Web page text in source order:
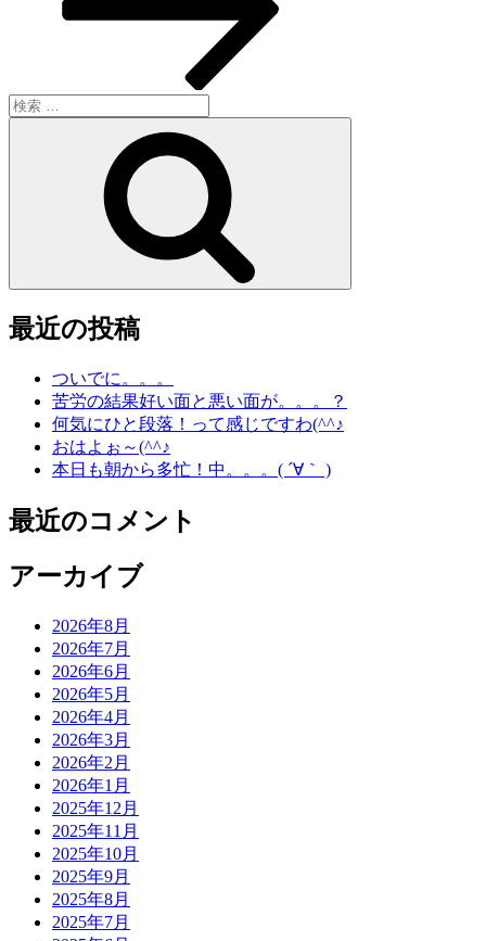
検
索:
最近の投稿
ついでに。。。
苦労の結果好い面と悪い面が。。。？
何気にひと段落！って感じですわ(^^♪
おはよぉ～(^^♪
本日も朝から多忙！中。。。( ´∀｀ )
最近のコメント
アーカイブ
2026年8月
2026年7月
2026年6月
2026年5月
2026年4月
2026年3月
2026年2月
2026年1月
2025年12月
2025年11月
2025年10月
2025年9月
2025年8月
2025年7月